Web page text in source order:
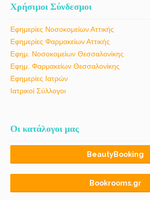
Χρήσιμοι Σύνδεσμοι
Εφημερίες Νοσοκομείων Αττικής
Εφημερίες Φαρμακείων Αττικής
Εφημ. Νοσοκομείων Θεσσαλονίκης
Εφημ. Φαρμακείων Θεσσαλονίκης
Εφημερίες Ιατρών
Ιατρικοί Σύλλογοι
Οι κατάλογοι μας
BeautyBooking
Bookrooms.gr